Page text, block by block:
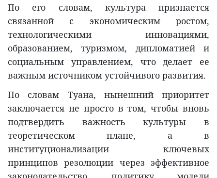
По его словам, культура признается
связанной с экономическим ростом,
технологическими инновациями,
образованием, туризмом, дипломатией и
социальным управлением, что делает ее
важным источником устойчивого развития.
По словам Туана, нынешний приоритет
заключается не просто в том, чтобы вновь
подтвердить важность культуры в
теоретическом плане, а в
институционализации ключевых
принципов резолюции через эффективное